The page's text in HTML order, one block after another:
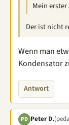
Mein erster
Der ist nicht
Wenn man
Kondensator
Antwort
PD Peter D.